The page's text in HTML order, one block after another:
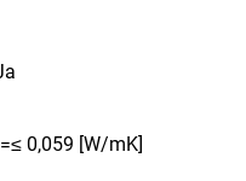
0,059 [W/mK]